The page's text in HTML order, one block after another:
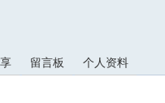
留言板 个人资料